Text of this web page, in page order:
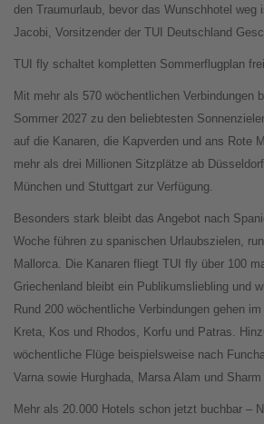
den Traumurlaub, bevor das Wunschhotel weg
Jacobi, Vorsitzender der TUI Deutschland
TUI fly schaltet kompletten Sommerflugplan frei
Mit mehr als 570 wöchentlichen Verbindungen
Sommer 2027 zu den beliebtesten
auf die Kanaren, die Kapverden und ans Rote
mehr als drei Millionen Sitzplätze ab
München und Stuttgart zur Verfügung.
Besonders stark bleibt das Angebot nach
Woche führen zu spanischen Urlaubszielen,
Mallorca. Die Kanaren fliegt TUI fly über 100
Griechenland bleibt ein Publikumsliebling und
Rund 200 wöchentliche Verbindungen gehen
Kreta, Kos und Rhodos, Korfu und Patras.
wöchentliche Flüge beispielsweise nach
Varna sowie Hurghada, Marsa Alam und
Mehr als 20.000 Hotels schon jetzt buchbar –